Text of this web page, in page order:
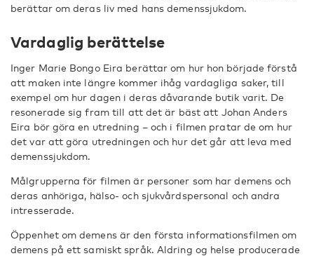
berättar om deras liv med hans demenssjukdom.
Vardaglig berättelse
Inger Marie Bongo Eira berättar om hur hon började förstå
att maken inte längre kommer ihåg vardagliga saker, till
exempel om hur dagen i deras dåvarande butik varit. De
resonerade sig fram till att det är bäst att Johan Anders
Eira bör göra en utredning – och i filmen pratar de om hur
det var att göra utredningen och hur det går att leva med
demenssjukdom.
Målgrupperna för filmen är personer som har demens och
deras anhöriga, hälso- och sjukvårdspersonal och andra
intresserade.
Öppenhet om demens är den första informationsfilmen om
demens på ett samiskt språk. Aldring og helse producerade